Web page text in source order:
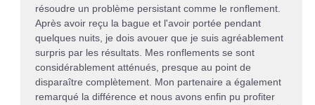
résoudre un problème persistant comme le ronflement.
Après avoir reçu la bague et l'avoir portée pendant
quelques nuits, je dois avouer que je suis agréablement
surpris par les résultats. Mes ronflements se sont
considérablement atténués, presque au point de
disparaître complètement. Mon partenaire a également
remarqué la différence et nous avons enfin pu profiter